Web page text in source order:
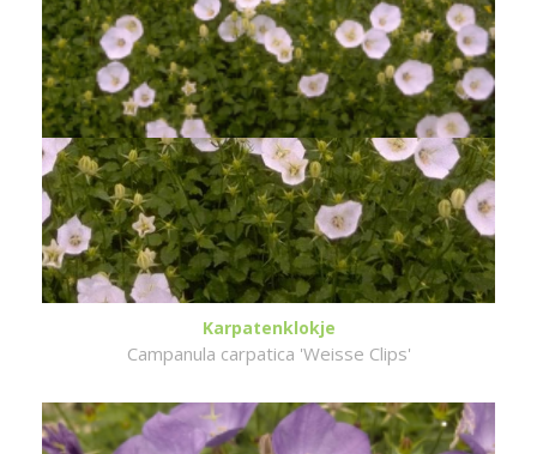
Karpatenklokje
Campanula carpatica 'Weisse Clips'